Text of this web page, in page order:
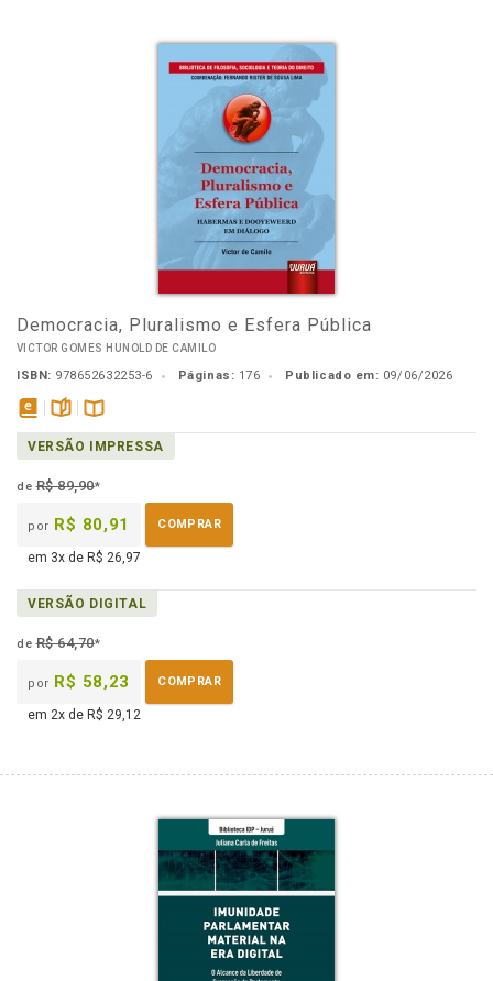
Democracia, Pluralismo e Esfera Pública
VICTOR GOMES HUNOLD DE CAMILO
ISBN: 978652632253-6 Páginas: 176 Publicado em: 09/06/2026
disponível
em
páginasDisponível
na
VERSÃO IMPRESSA
deR$ 89,90*
por R$ 80,91 COMPRAR
em 3x de R$ 26,97
VERSÃO DIGITAL
deR$ 64,70*
por R$ 58,23 COMPRAR
em 2x de R$ 29,12